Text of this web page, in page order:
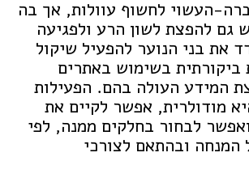
העשוי לחשוף עוולות, אך בה
להפצת לשון הרע ולפגיעה
את בני הנוער להפעיל שיקול
בשימוש באתרים
המידע העולה בהם. הפעילות
מודולרית, אפשר לקיים את
לבחור בחלקים ממנה, לפי
ובהתאם לצורכי